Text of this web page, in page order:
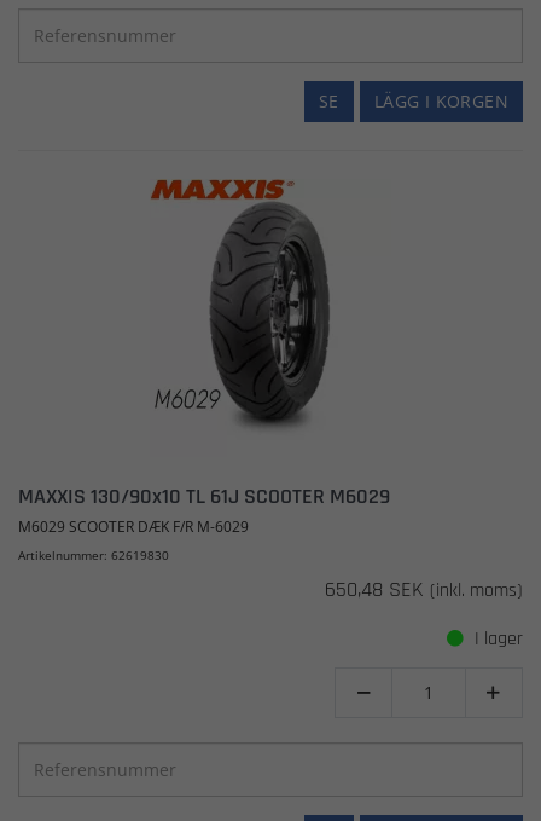
LÄGG I KORGEN
SE
MAXXIS 130/90x10 TL 61J SCOOTER M6029
M6029 SCOOTER DÆK F/R M-6029
Artikelnummer: 62619830
650,48 SEK (inkl. moms)
I lager
 